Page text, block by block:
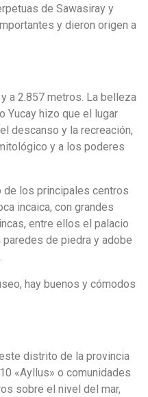
de Sawasiray y
y dieron origen a
a 2.857 metros. La belleza
Yucay hizo que el lugar
descanso y la recreación,
y a los poderes
de los principales centros
incaica, con grandes
entre ellos el palacio
paredes de piedra y adobe
hay buenos y cómodos
distrito de la provincia
«Ayllus» o comunidades
sobre el nivel del mar,
tus vacaciones
para planear tu próximo